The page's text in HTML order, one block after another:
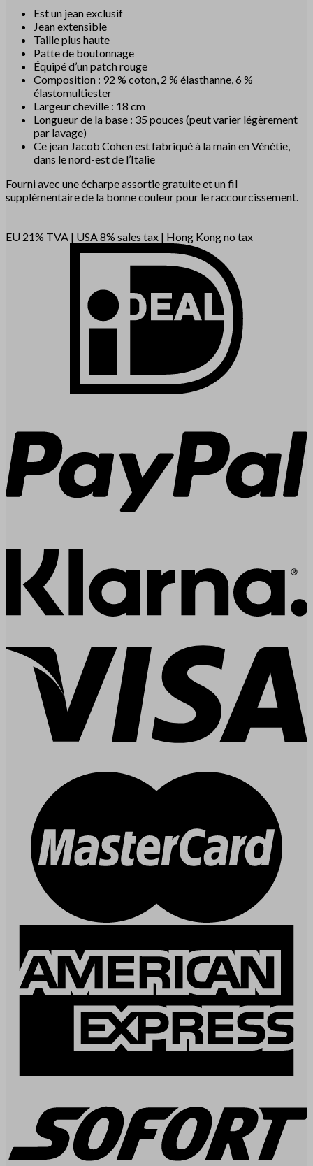
Est un jean exclusif
Jean extensible
Taille plus haute
Patte de boutonnage
Équipé d’un patch rouge
Composition : 92 % coton, 2 % élasthanne, 6 %
élastomultiester
Largeur cheville : 18 cm
Longueur de la base : 35 pouces (peut varier légèrement
par lavage)
Ce jean Jacob Cohen est fabriqué à la main en Vénétie,
dans le nord-est de l’Italie
Fourni avec une écharpe assortie gratuite et un fil
supplémentaire de la bonne couleur pour le raccourcissement.
EU 21% TVA | USA 8% sales tax | Hong Kong no tax